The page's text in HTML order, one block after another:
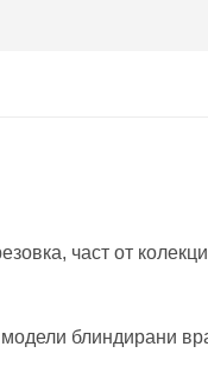
част от
блиндирани